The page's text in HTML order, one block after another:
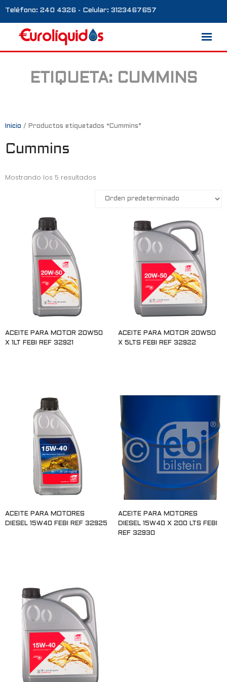
Teléfono: 240 4326 - Celular: 3123467657
Marcas
Blog
Galería
ETIQUETA: CUMMINS
Inicio / Productos etiquetados “Cummins”
Cummins
Mostrando los 5 resultados
ACEITE PARA MOTOR 20W50
X 1LT FEBI REF 32921
ACEITE PARA MOTOR 20W50
X 5LTS FEBI REF 32922
ACEITE PARA MOTORES
DIESEL 15W40 FEBI REF 32925
ACEITE PARA MOTORES
DIESEL 15W40 X 200 LTS FEBI
REF 32930